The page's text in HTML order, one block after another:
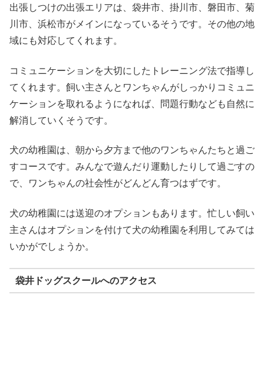
出張しつけの出張エリアは、袋井市、掛川市、磐田市、菊
川市、浜松市がメインになっているそうです。その他の地
域にも対応してくれます。
コミュニケーションを大切にしたトレーニング法で指導し
てくれます。飼い主さんとワンちゃんがしっかりコミュニ
ケーションを取れるようになれば、問題行動なども自然に
解消していくそうです。
犬の幼稚園は、朝から夕方まで他のワンちゃんたちと過ご
すコースです。みんなで遊んだり運動したりして過ごすの
で、ワンちゃんの社会性がどんどん育つはずです。
犬の幼稚園には送迎のオプションもあります。忙しい飼い
主さんはオプションを付けて犬の幼稚園を利用してみては
いかがでしょうか。
袋井ドッグスクールへのアクセス